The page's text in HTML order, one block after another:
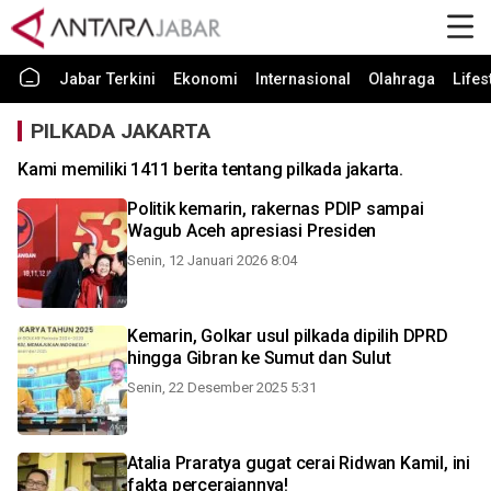
Jabar Terkini Ekonomi Internasional Olahraga
PILKADA JAKARTA
Kami memiliki 1411 berita tentang pilkada jakarta.
Politik kemarin, rakernas PDIP sampai
Wagub Aceh apresiasi Presiden
Senin, 12 Januari 2026 8:04
Kemarin, Golkar usul pilkada dipilih DPRD
hingga Gibran ke Sumut dan Sulut
Senin, 22 Desember 2025 5:31
Atalia Praratya gugat cerai Ridwan Kamil, ini
fakta perceraiannya!